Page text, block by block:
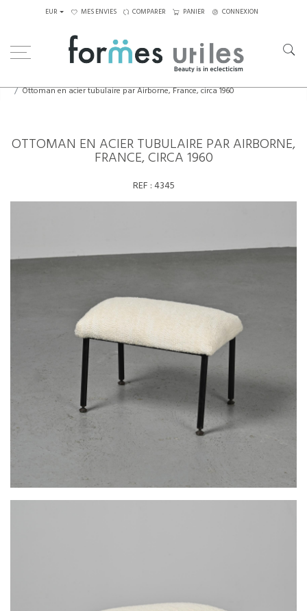
EUR MES ENVIES COMPARER PANIER CONNEXION
Ottoman en acier tubulaire par Airborne, France, circa 1960
OTTOMAN EN ACIER TUBULAIRE PAR AIRBORNE,
FRANCE, CIRCA 1960
REF :4345